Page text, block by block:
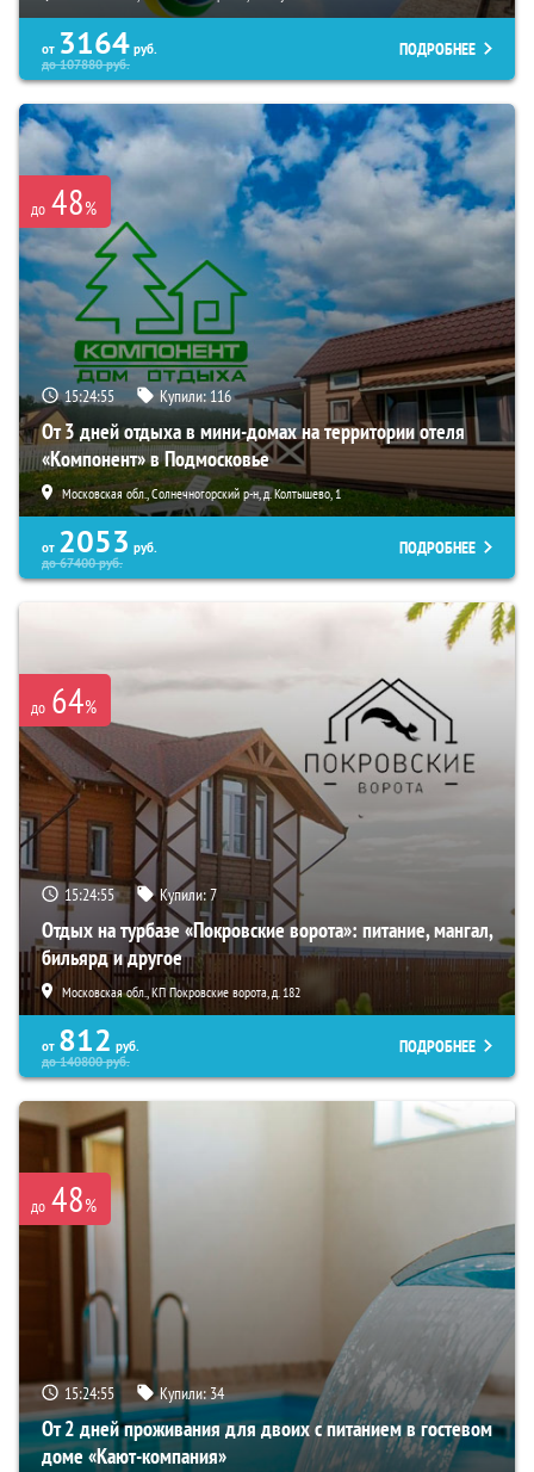
от 3164 руб.
до107880руб.
ПОДРОБНЕЕ
до 48%
15:24:54 Купили: 116
От 3 дней отдыха в мини-домах на территории отеля
«Компонент» в Подмосковье
Московская обл., Солнечногорский р-н, д. Колтышево, 1
от 2053 руб.
до67400руб.
ПОДРОБНЕЕ
до 64%
15:24:54 Купили:7
Отдых на турбазе «Покровские ворота»: питание, мангал,
бильярд и другое
Московская обл., КП Покровские ворота, д. 182
от 812 руб.
до140800руб.
ПОДРОБНЕЕ
до 48%
15:24:54 Купили:34
От 2 дней проживания для двоих с питанием в гостевом
доме «Кают-компания»